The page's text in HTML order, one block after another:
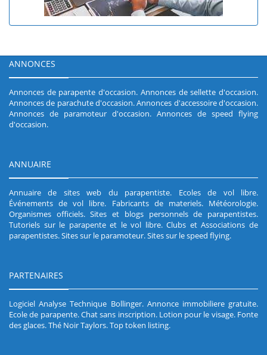
ANNONCES
Annonces de parapente d'occasion. Annonces de sellette d'occasion.
Annonces de parachute d'occasion.Annonces d'accessoire d'occasion.
Annonces de paramoteur d'occasion. Annonces de speed flying
d'occasion.
ANNUAIRE
Annuaire de sites web du parapentiste. Ecoles de vol libre.
Événements de vol libre. Fabricants de materiels. Météorologie.
Organismes officiels.Sites et blogs personnels de parapentistes.
Tutoriels sur le parapente et le vol libre.Clubs et Associations de
parapentistes.Sites sur le paramoteur.Sites sur le speed flying.
PARTENAIRES
Logiciel Analyse Technique Bollinger. Annonce immobiliere gratuite.
Ecole de parapente.Chat sans inscription. Lotion pour le visage. Fonte
des glaces.Thé Noir Taylors.Top token listing.